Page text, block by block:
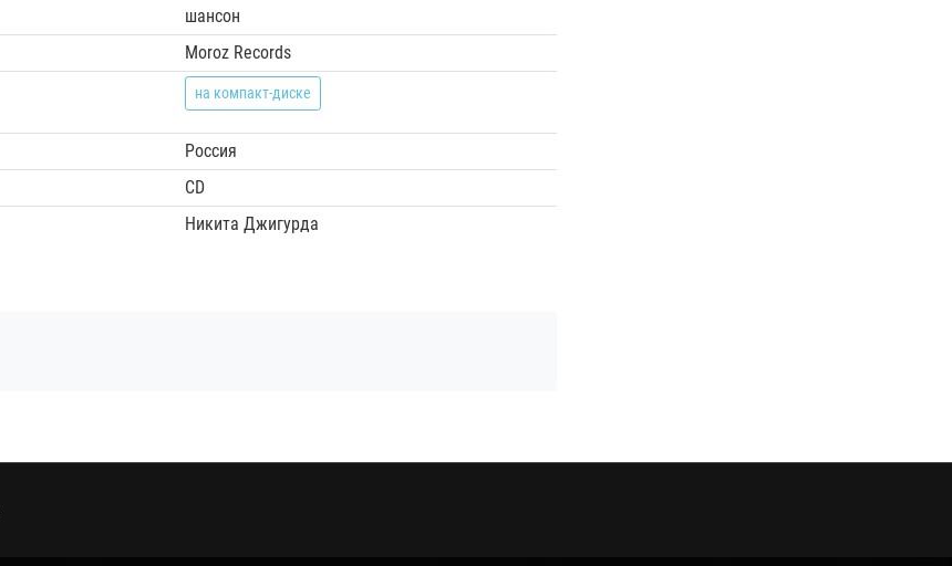
шансон
Moroz Records
на компакт-диске
Россия
CD
Никита Джигурда